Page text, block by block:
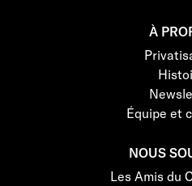
À
Équipe et
NOUS
Les Amis du